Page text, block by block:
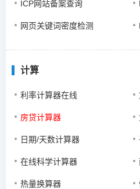
ICP网站备案查询
网页关键词密度检测
计算
利率计算器在线
房贷计算器
日期/天数计算器
在线科学计算器
热量换算器